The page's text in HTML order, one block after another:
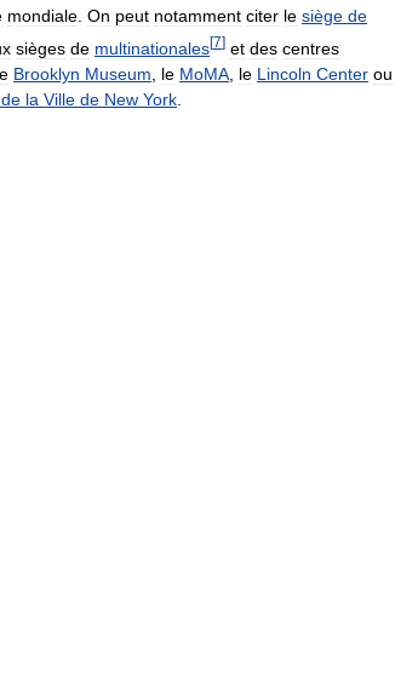
mondiale On peut notamment citer le siège de
sièges de multinationales[7] et des centres
Brooklyn Museum le MoMA le Lincoln Center ou
de la Ville de New York